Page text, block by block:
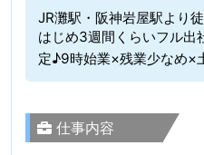
JR灘駅・阪神岩屋駅より
はじめ3週間くらいフル出
定♪9時始業×残業少なめ×
仕事内容